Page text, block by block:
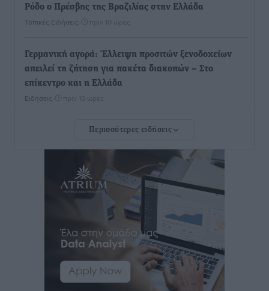
Ρόδο ο Πρέσβης της Βραζιλίας στην Ελλάδα
Τοπικές Ειδήσεις πριν 10 ώρες
Γερμανική αγορά: Έλλειψη προσιτών ξενοδοχείων
απειλεί τη ζήτηση για πακέτα διακοπών – Στο
επίκεντρο και η Ελλάδα
Ειδήσεις πριν 10 ώρες
Νέο ξενοδοχείο στη Ρόδο για την H Hotels –
Τοπικές Ειδήσεις• πριν 10 ώρες
Αυτοκίνητο μπήκε παράνομα σε μονόδρομο στο
Μαστιχάρι – Αναποδογύρισε όχημα με μητέρα και
5χρονο παιδί
Τοπικές Ειδήσεις• πριν 10 ώρες
“Η Ευρώπη αντιμετώπιζε το προσφυγικό σαν ταινία
Περισσότερες ειδήσεις